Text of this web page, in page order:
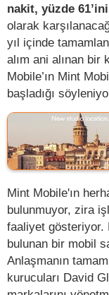
nakit, yüzde
olarak
yıl içinde
alım ani alınan bir
Mobile’ın Mint
başladığı
Mint Mobile'ın
bulunmuyor, zira
faaliyet gösteriyor.
bulunan bir mobil
Anlaşmanın
kurucuları David